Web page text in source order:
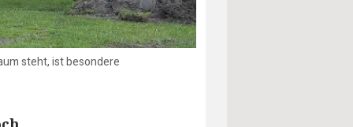
steht, ist besondere